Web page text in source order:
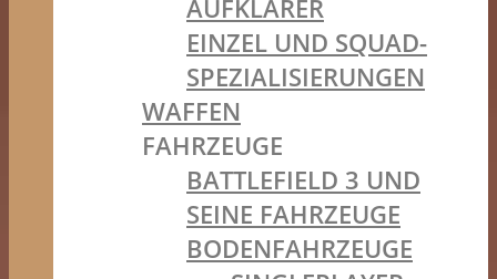
AUFKLÄRER
EINZEL UND SQUAD-
SPEZIALISIERUNGEN
WAFFEN
FAHRZEUGE
BATTLEFIELD 3 UND
SEINE FAHRZEUGE
BODENFAHRZEUGE